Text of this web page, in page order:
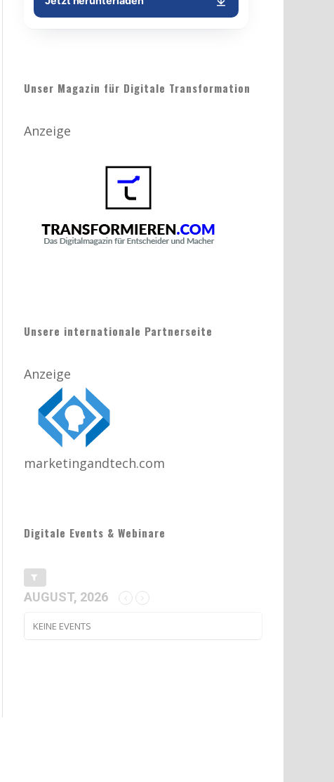
Unser Magazin für Digitale Transformation
Anzeige
Unsere internationale Partnerseite
Anzeige
marketingandtech.com
Digitale Events & Webinare
AUGUST, 2026
KEINE EVENTS